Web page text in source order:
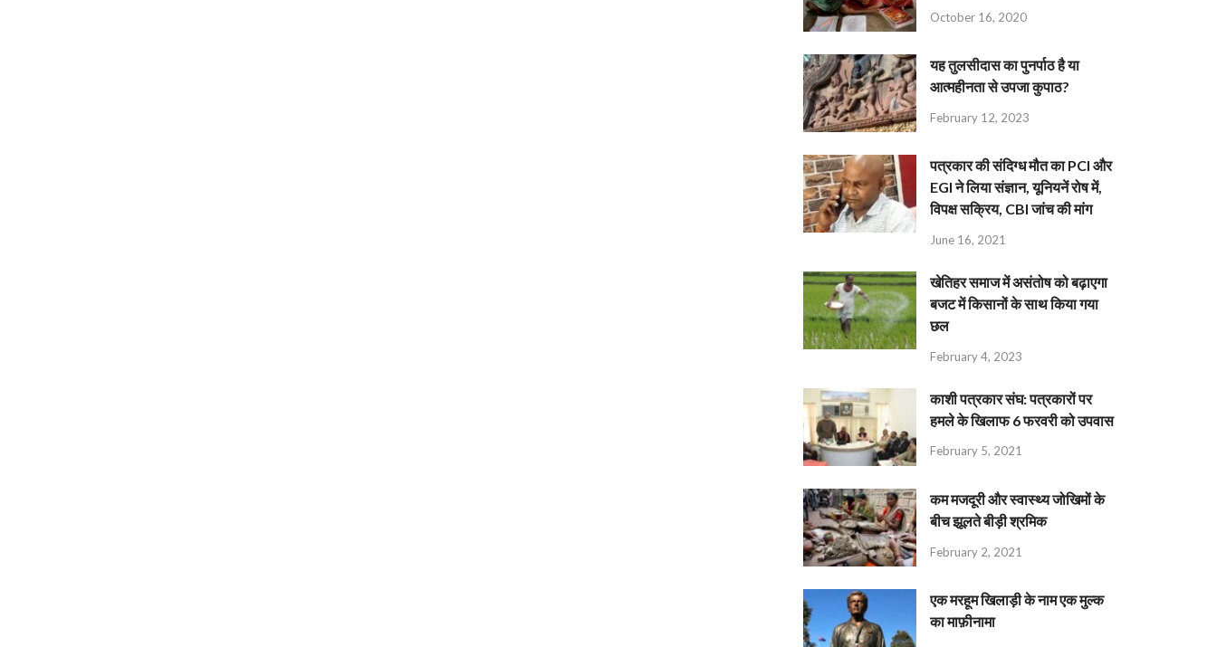
October 16, 2020
यह तुलसीदास का पुनर्पाठ है या
आत्महीनता से उपजा कुपाठ?
February 12, 2023
पत्रकार की संदिग्ध मौत का PCI और
EGI ने लिया संज्ञान, यूनियनें रोष में,
विपक्ष सक्रिय, CBI जांच की मांग
June 16, 2021
खेतिहर समाज में असंतोष को बढ़ाएगा
बजट में किसानों के साथ किया गया
छल
February 4, 2023
काशी पत्रकार संघ: पत्रकारों पर
हमले के खिलाफ 6 फरवरी को उपवास
February 5, 2021
कम मजदूरी और स्वास्थ्य जोखिमों के
बीच झूलते बीड़ी श्रमिक
February 2, 2021
एक मरहूम खिलाड़ी के नाम एक मुल्क
का माफ़ीनामा